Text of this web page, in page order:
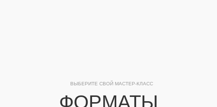
ФОРМАТЫ
ВЫБЕРИТЕ СВОЙ МАСТЕР-КЛАСС